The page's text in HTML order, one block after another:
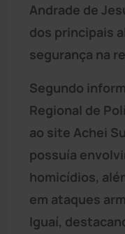
Andrade de
dos principais
segurança na
Segundo
Regional de
ao site Achei
possuía
homicídios,
em ataques
Iguaí,